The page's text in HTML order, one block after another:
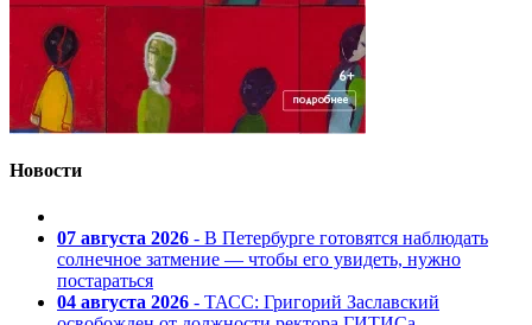
Новости
07 августа 2026 - В Петербурге готовятся наблюдать
солнечное затмение — чтобы его увидеть, нужно
постараться
04 августа 2026 - ТАСС: Григорий Заславский